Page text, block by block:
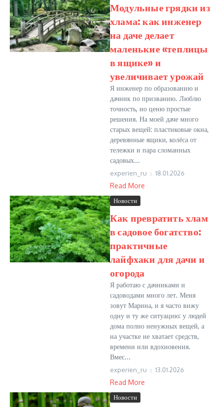
Модульные грядки из
хлама: как инженер
на даче делает
маленькие «теплицы
в ящике» и
увеличивает урожай
Я инженер по образованию и
дачник по призванию. Люблю
точность, но ценю простые
решения. На моей даче много
старых вещей: пластиковые окна,
деревянные ящики, колёса от
тележки и пара сломанных
садовых...
experien_ru 18.01.2026
Read More
Новости
Как превратить хлам
в садовое богатство:
практичные
лайфхаки для дачи и
огорода
Я работаю с дачниками и
садоводами много лет. Меня
зовут Марина, и я часто вижу
одну и ту же ситуацию: у людей
дома полно ненужных вещей, а
на участке не хватает средств,
времени или вдохновения.
Вмес...
experien_ru 13.01.2026
Read More
Новости